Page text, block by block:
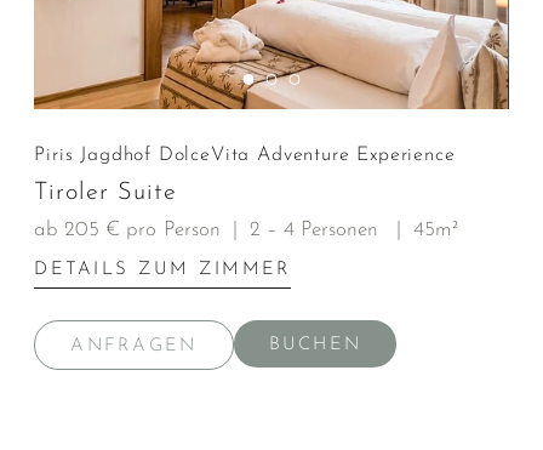
Piris Jagdhof DolceVita Adventure Experience
Tiroler Suite
ab 205 € pro Person 2 – 4 Personen 45m²
DETAILS ZUM ZIMMER
ANFRAGEN BUCHEN